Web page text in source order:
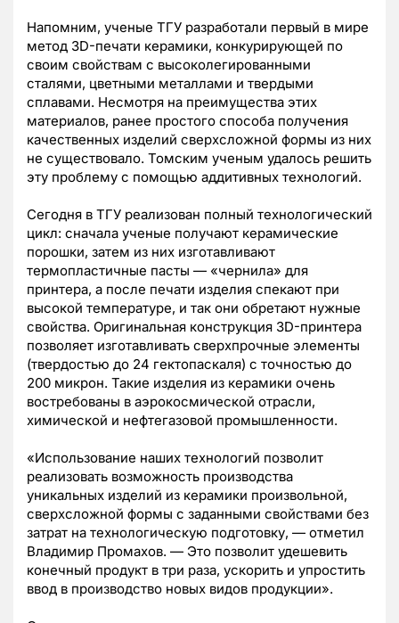
Напомним, ученые ТГУ разработали первый в мире
метод 3D-печати керамики, конкурирующей по
своим свойствам с высоколегированными
сталями, цветными металлами и твердыми
сплавами. Несмотря на преимущества этих
материалов, ранее простого способа получения
качественных изделий сверхсложной формы из них
не существовало. Томским ученым удалось решить
эту проблему с помощью аддитивных технологий.
Сегодня в ТГУ реализован полный технологический
цикл: сначала ученые получают керамические
порошки, затем из них изготавливают
термопластичные пасты — «чернила» для
принтера, а после печати изделия спекают при
высокой температуре, и так они обретают нужные
свойства. Оригинальная конструкция 3D-принтера
позволяет изготавливать сверхпрочные элементы
(твердостью до 24 гектопаскаля) с точностью до
200 микрон. Такие изделия из керамики очень
востребованы в аэрокосмической отрасли,
химической и нефтегазовой промышленности.
«Использование наших технологий позволит
реализовать возможность производства
уникальных изделий из керамики произвольной,
сверхсложной формы с заданными свойствами без
затрат на технологическую подготовку, — отметил
Владимир Промахов. — Это позволит удешевить
конечный продукт в три раза, ускорить и упростить
ввод в производство новых видов продукции».